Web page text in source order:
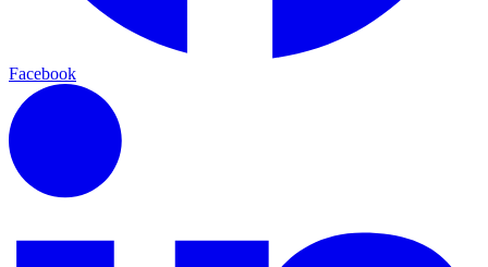
Facebook